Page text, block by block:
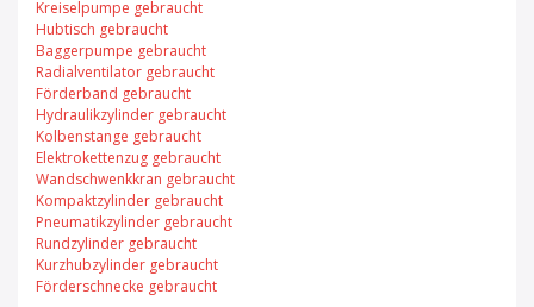
Kreiselpumpe gebraucht
Hubtisch gebraucht
Baggerpumpe gebraucht
Radialventilator gebraucht
Förderband gebraucht
Hydraulikzylinder gebraucht
Kolbenstange gebraucht
Elektrokettenzug gebraucht
Wandschwenkkran gebraucht
Kompaktzylinder gebraucht
Pneumatikzylinder gebraucht
Rundzylinder gebraucht
Kurzhubzylinder gebraucht
Förderschnecke gebraucht